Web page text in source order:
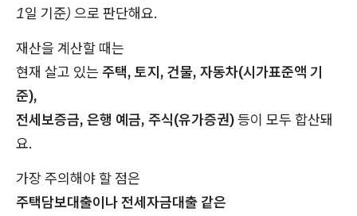
1일 기준) 으로 판단해요.
재산을 계산할 때는
현재 살고 있는 주택, 토지, 건물, 자동차(시가표준액 기
준),
전세보증금, 은행 예금, 주식(유가증권)등이 모두 합산돼
요.
가장 주의해야 할 점은
주택담보대출이나 전세자금대출 같은